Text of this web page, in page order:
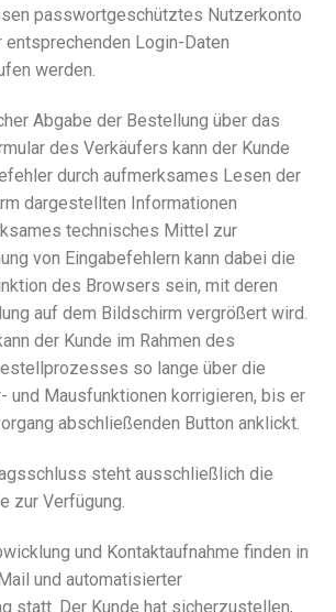
passwortgeschütztes Nutzerkonto
entsprechenden Login-Daten
werden.
Abgabe der Bestellung über das
des Verkäufers kann der Kunde
durch aufmerksames Lesen der
dargestellten Informationen
technisches Mittel zur
von Eingabefehlern kann dabei die
des Browsers sein, mit deren
auf dem Bildschirm vergrößert wird.
der Kunde im Rahmen des
so lange über die
und Mausfunktionen korrigieren, bis er
abschließenden Button anklickt.
steht ausschließlich die
zur Verfügung.
und Kontaktaufnahme finden in
und automatisierter
statt. Der Kunde hat sicherzustellen,